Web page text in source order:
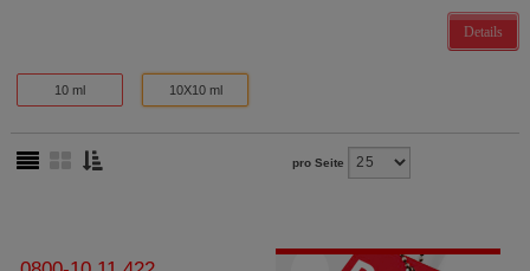
Details
10 ml 10X10 ml
pro Seite